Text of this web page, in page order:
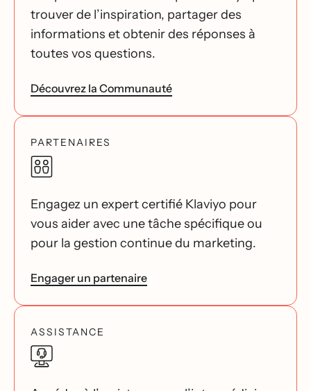
trouver de l’inspiration, partager des
informations et obtenir des réponses à
toutes vos questions.
Découvrez la Communauté
PARTENAIRES
Engagez un expert certifié Klaviyo pour
vous aider avec une tâche spécifique ou
pour la gestion continue du marketing.
Engager un partenaire
ASSISTANCE